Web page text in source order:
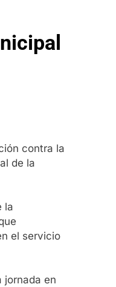
contra la
de la
la
el servicio
jornada en